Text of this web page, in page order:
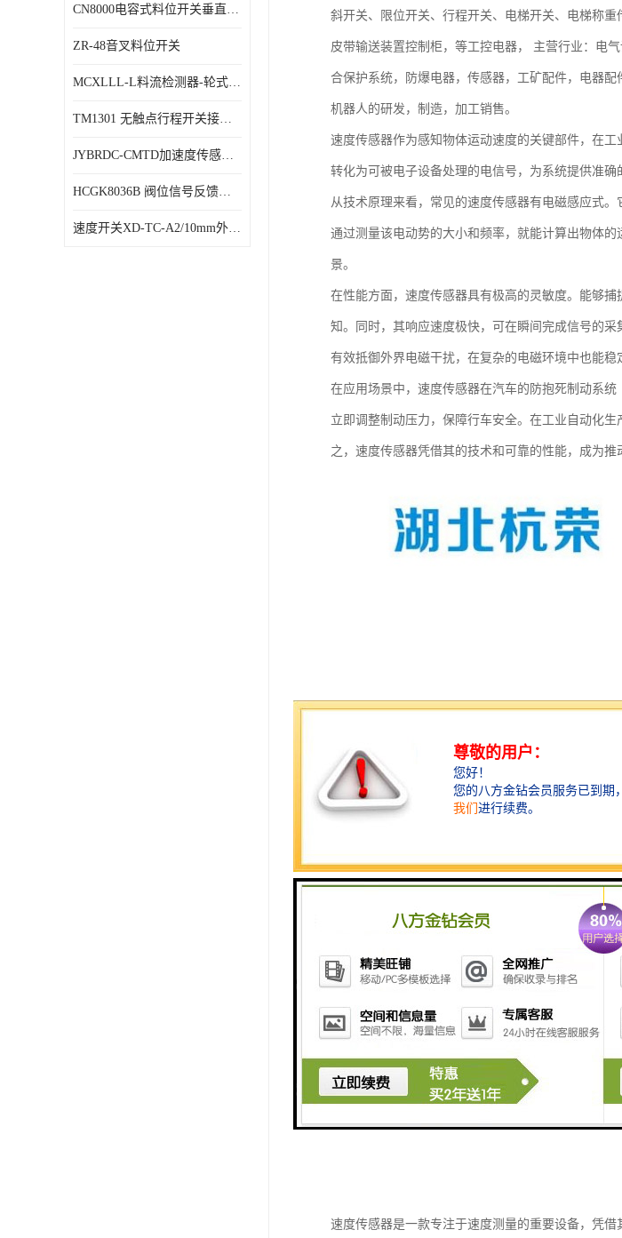
CN8000电容式料位开关垂直安装时
ZR-48音叉料位开关
MCXLLL-L料流检测器-轮式煤流信号控制器
TM1301 无触点行程开关接线在交通设备中的稳定性
JYBRDC-CMTD加速度传感器距离远
HCGK8036B 阀位信号反馈装置 限位开关
速度开关XD-TC-A2/10mm外形图
斜开关、限位开关、行程开关、电梯开关、电梯称
皮带输送装置控制柜，等工控电器， 主营行业：电
合保护系统，防爆电器，传感器，工矿配件，电器
机器人的研发，制造，加工销售。
速度传感器作为感知物体运动速度的关键部件，在
转化为可被电子设备处理的电信号，为系统提供准确
从技术原理来看，常见的速度传感器有电磁感应式
通过测量该电动势的大小和频率，就能计算出物体
景。
在性能方面，速度传感器具有极高的灵敏度。能够
知。同时，其响应速度极快，可在瞬间完成信号的
有效抵御外界电磁干扰，在复杂的电磁环境中也能稳
在应用场景中，速度传感器在汽车的防抱死制动系
立即调整制动压力，保障行车安全。在工业自动化
之，速度传感器凭借其的技术和可靠的性能，成为推
速度传感器是一款专注于速度测量的重要设备，凭借